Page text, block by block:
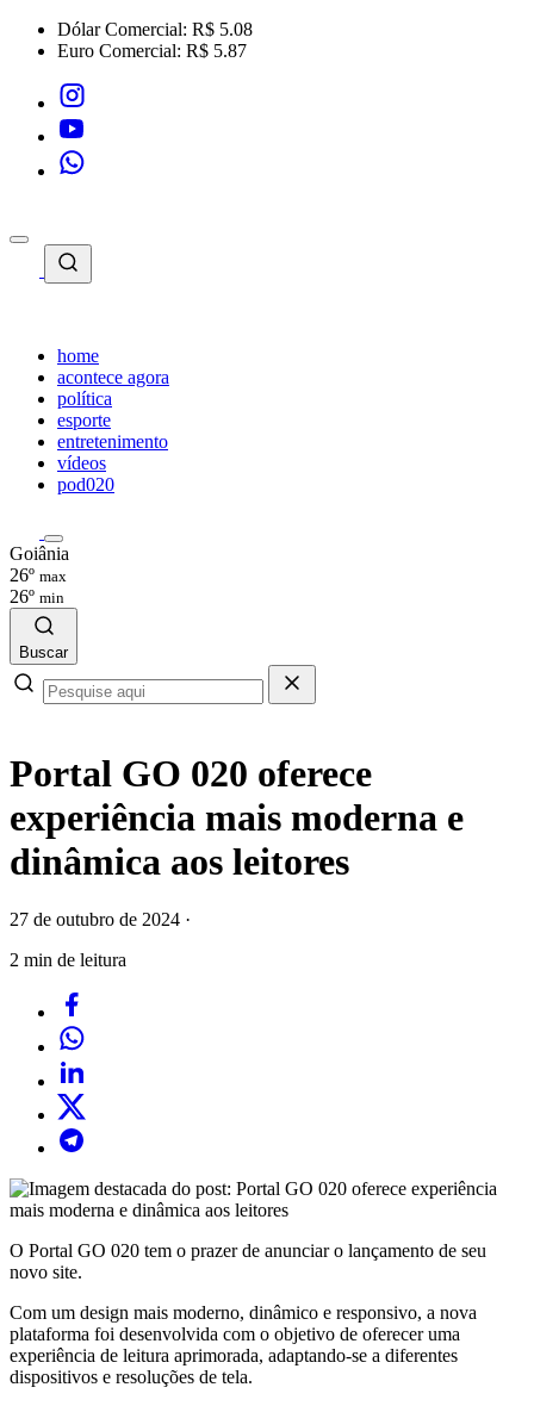
Dólar Comercial: R$ 5.08
Euro Comercial: R$ 5.87
home
acontece agora
política
esporte
entretenimento
vídeos
pod020
Goiânia
26º max
26º min
Buscar
Portal GO 020 oferece
experiência mais moderna e
dinâmica aos leitores
27 de outubro de 2024 ·
2 min de leitura
O Portal GO 020 tem o prazer de anunciar o lançamento de seu
novo site.
Com um design mais moderno, dinâmico e responsivo, a nova
plataforma foi desenvolvida com o objetivo de oferecer uma
experiência de leitura aprimorada, adaptando-se a diferentes
dispositivos e resoluções de tela.